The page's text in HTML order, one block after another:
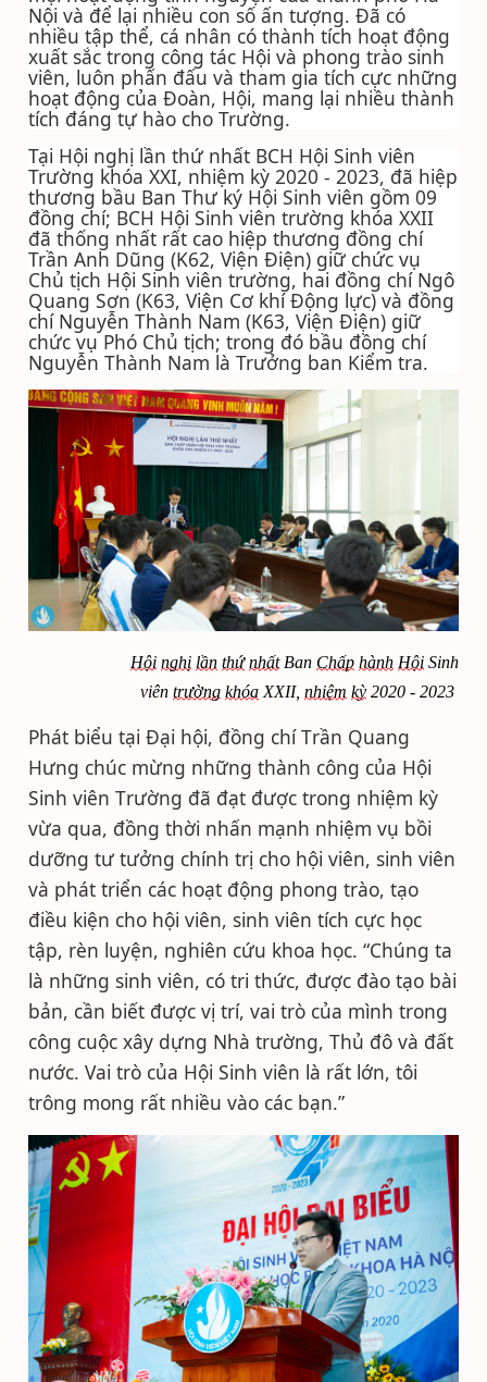
Nội và để lại nhiều con số ấn tượng. Đã có
nhiều tập thể, cá nhân có thành tích hoạt động
xuất sắc trong công tác Hội và phong trào sinh
viên, luôn phấn đấu và tham gia tích cực những
hoạt động của Đoàn, Hội, mang lại nhiều thành
tích đáng tự hào cho Trường.
Tại Hội nghị lần thứ nhất BCH Hội Sinh viên
Trường khóa XXI, nhiệm kỳ 2020 - 2023, đã hiệp
thương bầu Ban Thư ký Hội Sinh viên gồm 09
đồng chí; BCH Hội Sinh viên trường khóa XXII
đã thống nhất rất cao hiệp thương đồng chí
Trần Anh Dũng (K62, Viện Điện) giữ chức vụ
Chủ tịch Hội Sinh viên trường, hai đồng chí Ngô
Quang Sơn (K63, Viện Cơ khí Động lực) và đồng
chí Nguyễn Thành Nam (K63, Viện Điện) giữ
chức vụ Phó Chủ tịch; trong đó bầu đồng chí
Nguyễn Thành Nam là Trưởng ban Kiểm tra.
Hội nghị lần thứ nhấtBan Chấp hành Hội Sinh
viên trường khóa XXII, nhiệm kỳ 2020 - 2023
Phát biểu tại Đại hội, đồng chí Trần Quang
Hưng chúc mừng những thành công của Hội
Sinh viên Trường đã đạt được trong nhiệm kỳ
vừa qua, đồng thời nhấn mạnh nhiệm vụ bồi
dưỡng tư tưởng chính trị cho hội viên, sinh viên
và phát triển các hoạt động phong trào, tạo
điều kiện cho hội viên, sinh viên tích cực học
tập, rèn luyện, nghiên cứu khoa học. “Chúng ta
là những sinh viên, có tri thức, được đào tạo bài
bản, cần biết được vị trí, vai trò của mình trong
công cuộc xây dựng Nhà trường, Thủ đô và đất
nước. Vai trò của Hội Sinh viên là rất lớn, tôi
trông mong rất nhiều vào các bạn.”